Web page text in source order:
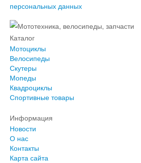
персональных данных
Каталог
Мотоциклы
Велосипеды
Скутеры
Мопеды
Квадроциклы
Спортивные товары
Информация
Новости
О нас
Контакты
Карта сайта